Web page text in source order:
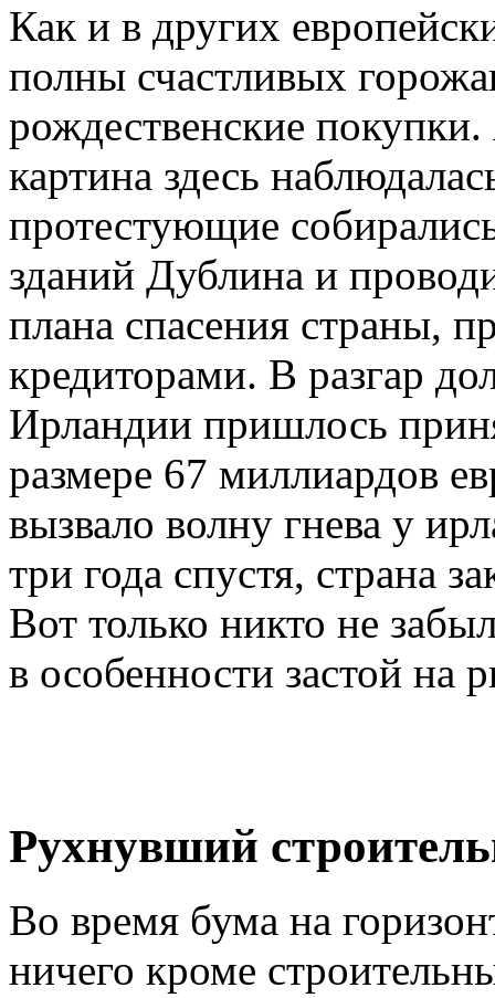
Как и в других
полны счастливых
рождественские
картина здесь
протестующие
зданий Дублина и
плана спасения страны,
кредиторами. В разгар
Ирландии пришлось
размере 67 миллиардов
вызвало волну гнева у
три года спустя, страна
Вот только никто не
в особенности застой на
Рухнувший
Во время бума на
ничего кроме